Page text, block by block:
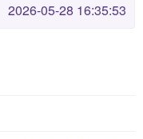
2026-05-28 16:35:53